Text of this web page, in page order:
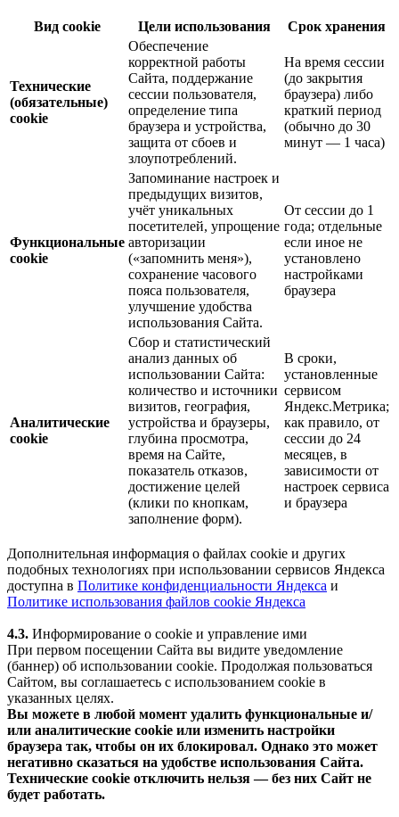
Вид cookie Цели использования Срок хранения
Технические
(обязательные)
cookie
Обеспечение
корректной работы
Сайта, поддержание
сессии пользователя,
определение типа
браузера и устройства,
защита от сбоев и
злоупотреблений.
На время сессии
(до закрытия
браузера) либо
краткий период
(обычно до 30
минут — 1 часа)
Функциональные
cookie
Запоминание настроек и
предыдущих визитов,
учёт уникальных
посетителей, упрощение
авторизации
(«запомнить меня»),
сохранение часового
пояса пользователя,
улучшение удобства
использования Сайта.
От сессии до 1
года; отдельные
если иное не
установлено
настройками
браузера
Аналитические
cookie
Сбор и статистический
анализ данных об
использовании Сайта:
количество и источники
визитов, география,
устройства и браузеры,
глубина просмотра,
время на Сайте,
показатель отказов,
достижение целей
(клики по кнопкам,
заполнение форм).
В сроки,
установленные
сервисом
Яндекс.Метрика;
как правило, от
сессии до 24
месяцев, в
зависимости от
настроек сервиса
и браузера
Дополнительная информация о файлах cookie и других
подобных технологиях при использовании сервисов Яндекса
доступна в Политике конфиденциальности Яндекса и
Политике использования файлов cookie Яндекса
4.3. Информирование о cookie и управление ими
При первом посещении Сайта вы видите уведомление
(баннер) об использовании cookie. Продолжая пользоваться
Сайтом, вы соглашаетесь с использованием cookie в
указанных целях.
Вы можете в любой момент удалить функциональные и/
или аналитические cookie или изменить настройки
браузера так, чтобы он их блокировал. Однако это может
негативно сказаться на удобстве использования Сайта.
Технические cookie отключить нельзя — без них Сайт не
будет работать.